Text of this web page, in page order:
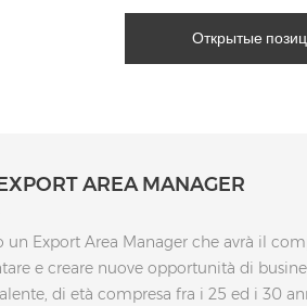
Открытые
AREA MANAGER
un Export Area Manager che avrà il
e creare nuove opportunità di
di età compresa fra i 25 ed i 30